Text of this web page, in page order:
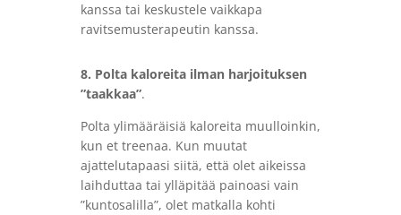
kanssa tai keskustele vaikkapa
ravitsemusterapeutin kanssa.
8. Polta kaloreita ilman harjoituksen
”taakkaa”.
Polta ylimääräisiä kaloreita muulloinkin,
kun et treenaa. Kun muutat
ajattelutapaasi siitä, että olet aikeissa
laihduttaa tai ylläpitää painoasi vain
”kuntosalilla”, olet matkalla kohti